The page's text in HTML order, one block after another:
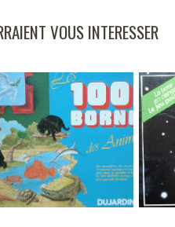
VOUS INTERESSER